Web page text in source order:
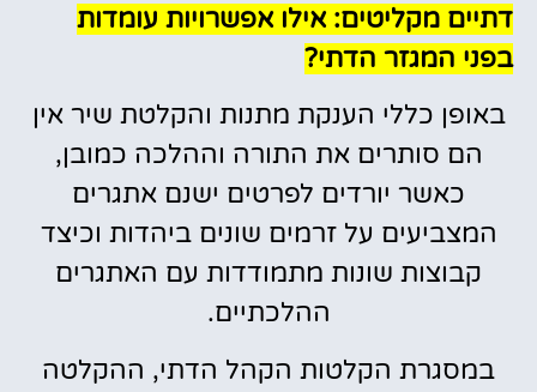
דתיים מקליטים: אילו אפשרויות עומדות
בפני המגזר הדתי?
באופן כללי הענקת מתנות והקלטת שיר אין
הם סותרים את התורה וההלכה כמובן,
כאשר יורדים לפרטים ישנם אתגרים
המצביעים על זרמים שונים ביהדות וכיצד
קבוצות שונות מתמודדות עם האתגרים
ההלכתיים.
במסגרת הקלטות הקהל הדתי, ההקלטה